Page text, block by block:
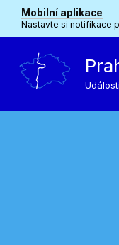
Mobilní aplikace
Nastavte si notifikace